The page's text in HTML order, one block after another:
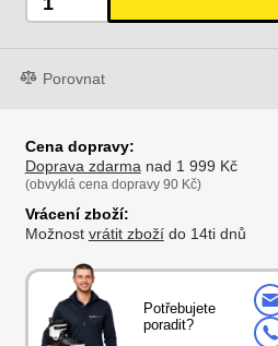
Porovnat
Cena dopravy:
Doprava zdarma nad 1 999 Kč
(obvyklá cena dopravy 90 Kč)
Vrácení zboží:
Možnost vrátit zbožído 14ti dnů
Potřebujete
poradit?